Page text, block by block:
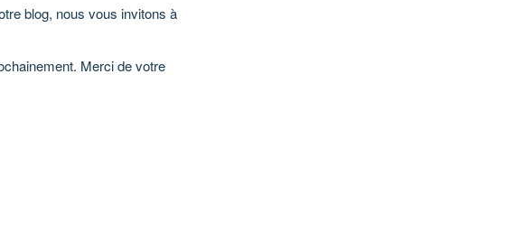
blog, nous vous invitons à
Merci de votre